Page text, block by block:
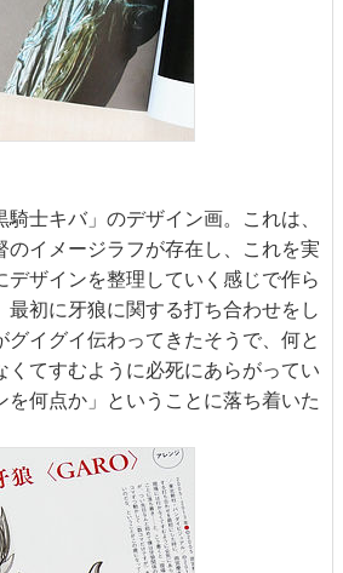
士キバ」のデザイン画。これは、
のイメージラフが存在し、これを実
デザインを整理していく感じで作ら
最初に牙狼に関する打ち合わせをし
グイグイ伝わってきたそうで、何と
くてすむように必死にあらがってい
を何点か」ということに落ち着いた